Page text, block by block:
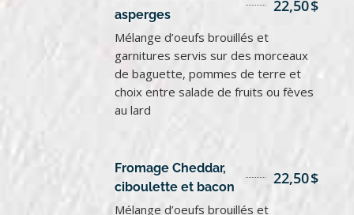
asperges
$
22,50
Mélange d’oeufs brouillés et
garnitures servis sur des morceaux
de baguette, pommes de terre et
choix entre salade de fruits ou fèves
au lard
Fromage Cheddar,
ciboulette et bacon
$
22,50
Mélange d’oeufs brouillés et